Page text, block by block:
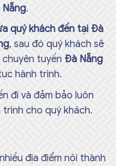
.
quý khách đến tại Đà
, sau đó quý khách sẽ
tuyếnĐà Nẵng
hành trình.
đi và đảm bảo luôn
cho quý khách.
địa điểm nội thành